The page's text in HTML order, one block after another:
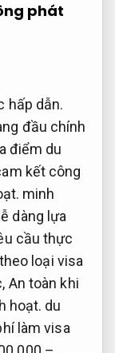
phát
hấp dẫn.
đầu chính
điểm du
kết công
minh
dàng lựa
cầu thực
loại visa
An toàn khi
hoạt. du
làm visa